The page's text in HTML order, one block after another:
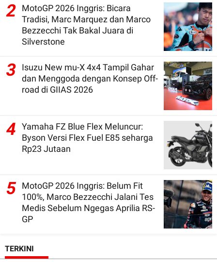
2
MotoGP 2026 Inggris: Bicara
Tradisi, Marc Marquez dan Marco
Bezzecchi Tak Bakal Juara di
Silverstone
3
Isuzu New mu-X 4x4 Tampil Gahar
dan Menggoda dengan Konsep Off-
road di GIIAS 2026
4
Yamaha FZ Blue Flex Meluncur:
Byson Versi Flex Fuel E85 seharga
Rp23 Jutaan
5 MotoGP 2026 Inggris: Belum Fit
100%, Marco Bezzecchi Jalani Tes
Medis Sebelum Ngegas Aprilia RS-
GP
TERKINI